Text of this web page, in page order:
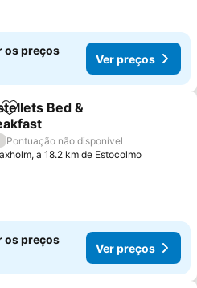
os preços
Ver preços
Adicionar aos favoritos
Bed &
Pontuação não disponível
a 18.2 km de Estocolmo
os preços
Ver preços